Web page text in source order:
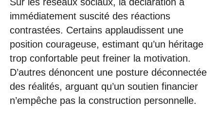
immédiatement suscité des réactions
contrastées. Certains applaudissent une
position courageuse, estimant qu’un héritage
trop confortable peut freiner la motivation.
D’autres dénoncent une posture déconnectée
des réalités, arguant qu’un soutien financier
n’empêche pas la construction personnelle.